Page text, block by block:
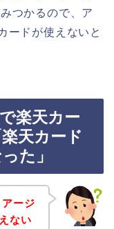
つかるので、ア
ードが使えないと
楽天カー
天カード
た」
ージ
ない